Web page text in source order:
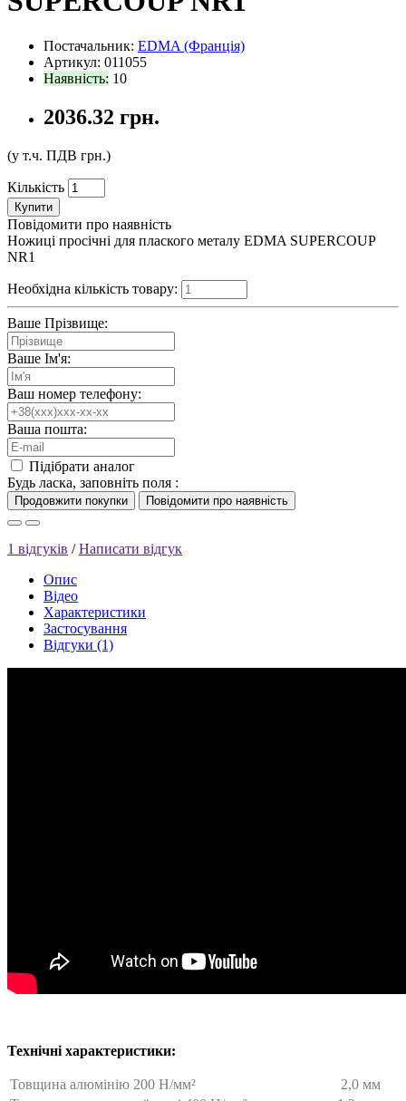
Постачальник: EDMA (Франція)
Артикул: 011055
Наявність: 10
2036.32 грн.
(у т.ч. ПДВ грн.)
Кількість
Купити
Повідомити про наявність
Ножиці просічні для плаского металу EDMA SUPERCOUP
NR1
Необхідна кількість товару:
Ваше Прізвище:
Ваше Ім'я:
Ваш номер телефону:
Ваша пошта:
Підібрати аналог
Будь ласка, заповніть поля :
1 відгуків /Написати відгук
Опис
Відео
Характеристики
Застосування
Відгуки (1)
Технічні характеристики:
Товщина алюмінію 200 Н/мм²
2,0 мм